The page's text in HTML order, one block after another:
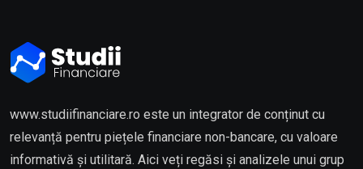
www.studiifinanciare.ro este un integrator de conținut cu
relevanță pentru piețele financiare non-bancare, cu valoare
informativă și utilitară. Aici veți regăsi și analizele unui grup